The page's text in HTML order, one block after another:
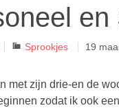
Categorieën
Sprookjes 19
met zijn drie-en de
zodat ik ook